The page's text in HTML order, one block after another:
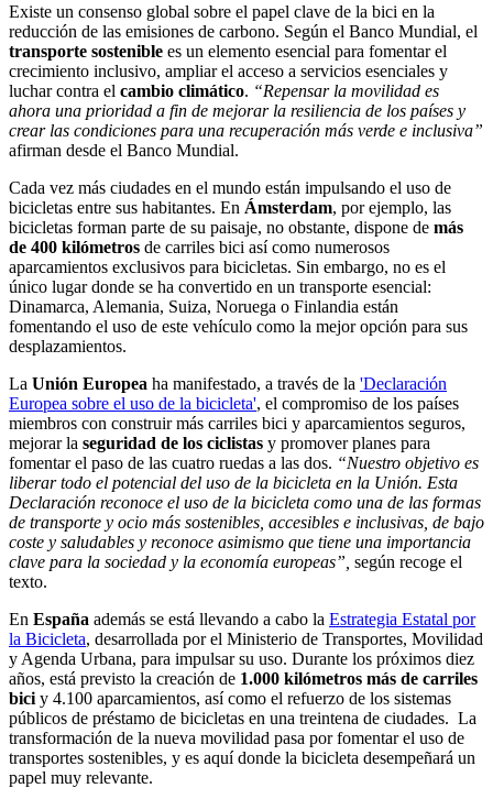
Existe un consenso global sobre el papel clave de la bici en la
reducción de las emisiones de carbono. Según el Banco Mundial, el
transporte sostenible es un elemento esencial para fomentar el
crecimiento inclusivo, ampliar el acceso a servicios esenciales y
luchar contra el cambio climático. “Repensar la movilidad es
ahora una prioridad a fin de mejorar la resiliencia de los países y
crear las condiciones para una recuperación más verde e inclusiva”
afirman desde el Banco Mundial.
Cada vez más ciudades en el mundo están impulsando el uso de
bicicletas entre sus habitantes. En Ámsterdam, por ejemplo, las
bicicletas forman parte de su paisaje, no obstante, dispone de más
de 400 kilómetros de carriles bici así como numerosos
aparcamientos exclusivos para bicicletas. Sin embargo, no es el
único lugar donde se ha convertido en un transporte esencial:
Dinamarca, Alemania, Suiza, Noruega o Finlandia están
fomentando el uso de este vehículo como la mejor opción para sus
desplazamientos.
La Unión Europea ha manifestado, a través de la 'Declaración
Europea sobre el uso de la bicicleta', el compromiso de los países
miembros con construir más carriles bici y aparcamientos seguros,
mejorar la seguridad de los ciclistas y promover planes para
fomentar el paso de las cuatro ruedas a las dos. “Nuestro objetivo es
liberar todo el potencial del uso de la bicicleta en la Unión. Esta
Declaración reconoce el uso de la bicicleta como una de las formas
de transporte y ocio más sostenibles, accesibles e inclusivas, de bajo
coste y saludables y reconoce asimismo que tiene una importancia
clave para la sociedad y la economía europeas”, según recoge el
texto.
En España además se está llevando a cabo la Estrategia Estatal por
la Bicicleta, desarrollada por el Ministerio de Transportes, Movilidad
y Agenda Urbana, para impulsar su uso. Durante los próximos diez
años, está previsto la creación de 1.000 kilómetros más de carriles
bici y 4.100 aparcamientos, así como el refuerzo de los sistemas
públicos de préstamo de bicicletas en una treintena de ciudades. La
transformación de la nueva movilidad pasa por fomentar el uso de
transportes sostenibles, y es aquí donde la bicicleta desempeñará un
papel muy relevante.